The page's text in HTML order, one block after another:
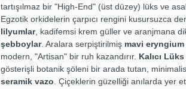
tartışılmaz bir "High-End" (üst düzey) lüks ve
Egzotik orkidelerin çarpıcı rengini kusursuzca
lilyumlar, kadifemsi krem güller ve aranjmana
şebboylar. Aralara serpiştirilmiş mavi
modern, "Artisan" bir ruh kazandırır. Kalıcı
gösterişli botanik şöleni bir arada tutan,
seramik vazo. Çiçeklerin güzelliği anılarda yer